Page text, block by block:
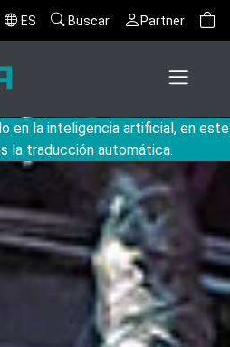
ES Buscar Partner
en la inteligencia artificial, en este
la traducción automática.